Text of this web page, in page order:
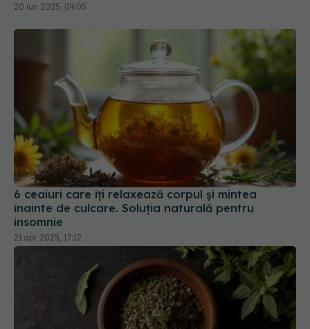
20 iun 2025, 09:05
6 ceaiuri care îți relaxează corpul și mintea
înainte de culcare. Soluția naturală pentru
insomnie
21 apr 2025, 17:12